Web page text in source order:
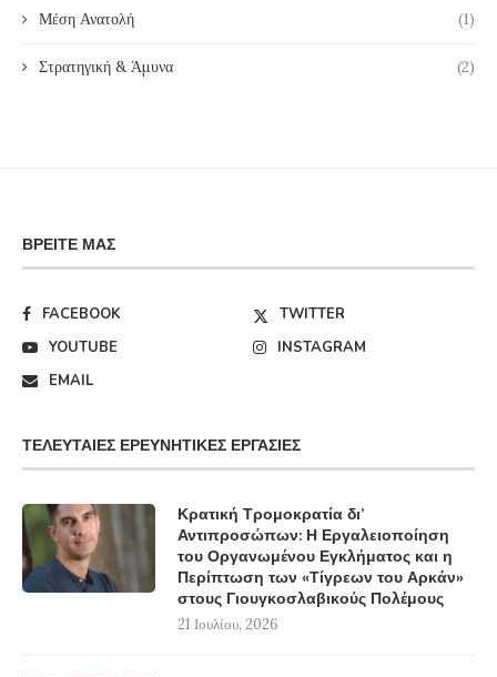
Μέση Ανατολή (1)
Στρατηγική & Άμυνα (2)
ΒΡΕΊΤΕ ΜΑΣ
FACEBOOK
TWITTER
YOUTUBE
INSTAGRAM
EMAIL
ΤΕΛΕΥΤΑΊΕΣ ΕΡΕΥΝΗΤΙΚΈΣ ΕΡΓΑΣΊΕΣ
Κρατική Τρομοκρατία δι’
Αντιπροσώπων: Η Εργαλειοποίηση
του Οργανωμένου Εγκλήματος και η
Περίπτωση των «Τίγρεων του Αρκάν»
στους Γιουγκοσλαβικούς Πολέμους
21 Ιουλίου, 2026